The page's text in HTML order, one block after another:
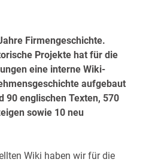
Firmengeschichte.
Projekte hat für die
eine interne Wiki-
aufgebaut
90 englischen Texten, 570
sowie 10 neu
Wiki haben wir für die